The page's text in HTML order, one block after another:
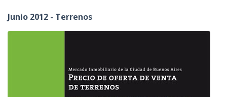
Junio 2012 - Terrenos